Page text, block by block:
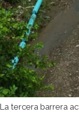
La tercera barrera